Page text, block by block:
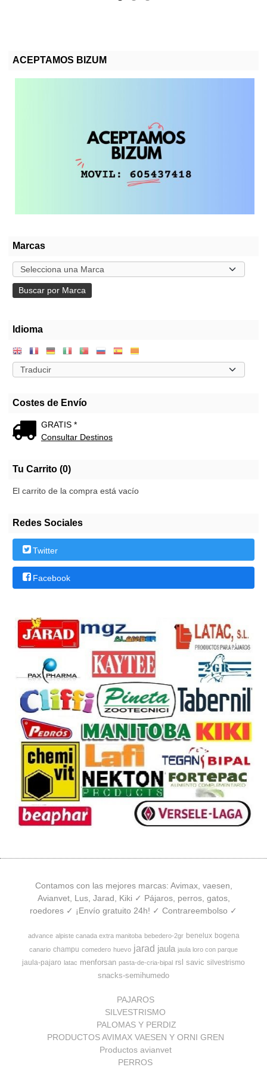
ACEPTAMOS BIZUM
Marcas
Idioma
Costes de Envío
GRATIS *
Consultar Destinos
Tu Carrito (0)
El carrito de la compra está vacío
Redes Sociales
Twitter
Facebook
Contamos con las mejores marcas: Avimax, vaesen,
Avianvet, Lus, Jarad, Kiki ✓ Pájaros, perros, gatos,
roedores ✓ ¡Envío gratuito 24h! ✓ Contrareembolso ✓
advance alpiste canada extra manitoba bebedero-2gr benelux bogena
canario champu comedero huevo jarad jaula jaula loro con parque
jaula-pajaro latac menforsan pasta-de-cria-bipal rsl savic silvestrismo
snacks-semihumedo
PAJAROS
SILVESTRISMO
PALOMAS Y PERDIZ
PRODUCTOS AVIMAX VAESEN Y ORNI GREN
Productos avianvet
PERROS